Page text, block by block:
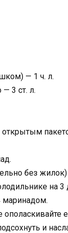
— 1 ч. л.
3 ст. л.
открытым
без
на
маринадом.
и